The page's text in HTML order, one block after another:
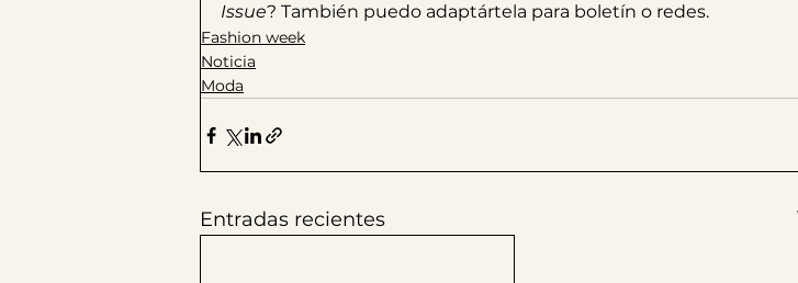
Issue? También puedo adaptártela para boletín o redes.
Fashion week
Noticia
Moda
Entradas recientes